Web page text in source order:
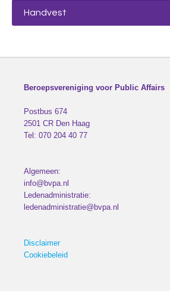
Handvest
Beroepsvereniging voor Public Affairs
Postbus 674
2501 CR Den Haag
Tel: 070 204 40 77
Algemeen:
info@bvpa.nl
Ledenadministratie:
ledenadministratie@bvpa.nl
Disclaimer
Cookiebeleid